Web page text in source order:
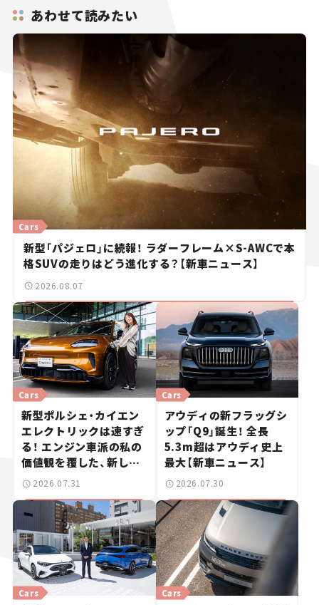
あわせて読みたい
Cars
新型「パジェロ」に続報！ ラダーフレーム×S-AWCで本
格SUVの走りはどう進化する？【新車ニュース】
2026.08.07
Cars
新型ポルシェ・カイエン
エレクトリックは速すぎ
る！ エンジン車派の私の
価値観を覆した、新しい
ポルシェの走り。
2026.07.31
Cars
アウディの新フラッグシ
ップ「Q9」誕生！ 全長
5.3m超はアウディ史上
最大【新車ニュース】
2026.07.30
Cars Cars